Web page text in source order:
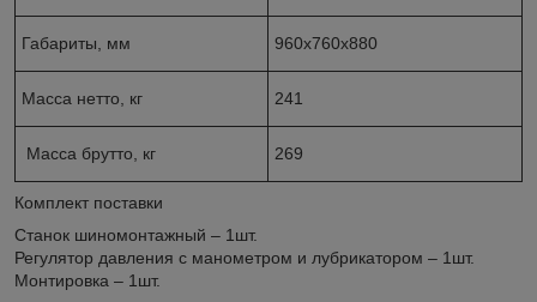
Габариты, мм 960х760х880
Масса нетто, кг 241
Масса брутто, кг 269
Комплект поставки
Станок шиномонтажный – 1шт.
Регулятор давления с манометром и лубрикатором – 1шт.
Монтировка – 1шт.